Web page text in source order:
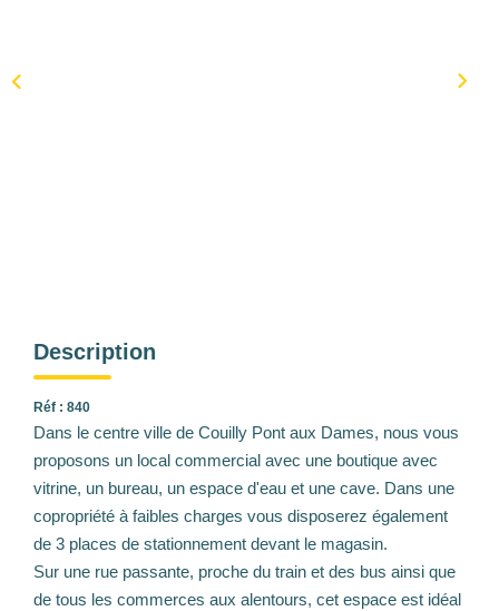
Description
Réf : 840
Dans le centre ville de Couilly Pont aux Dames, nous vous
proposons un local commercial avec une boutique avec
vitrine, un bureau, un espace d'eau et une cave. Dans une
copropriété à faibles charges vous disposerez également
de 3 places de stationnement devant le magasin.
Sur une rue passante, proche du train et des bus ainsi que
de tous les commerces aux alentours, cet espace est idéal